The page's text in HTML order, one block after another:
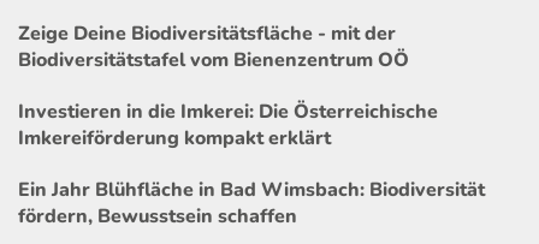
Zeige Deine Biodiversitätsfläche - mit der
Biodiversitätstafel vom Bienenzentrum OÖ
Investieren in die Imkerei: Die Österreichische
Imkereiförderung kompakt erklärt
Ein Jahr Blühfläche in Bad Wimsbach: Biodiversität
fördern, Bewusstsein schaffen